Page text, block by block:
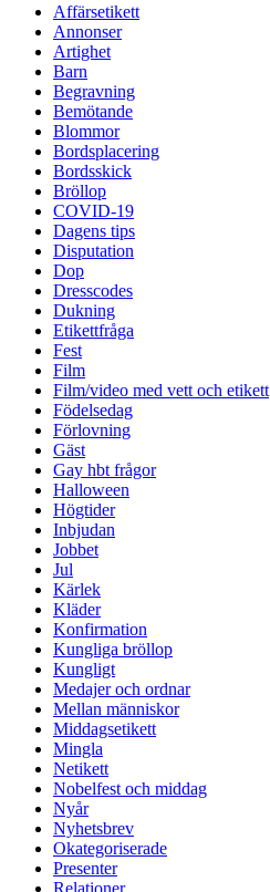
Affärsetikett
Annonser
Artighet
Barn
Begravning
Bemötande
Blommor
Bordsplacering
Bordsskick
Bröllop
COVID-19
Dagens tips
Disputation
Dop
Dresscodes
Dukning
Etikettfråga
Fest
Film
Film/video med vett och etikett
Födelsedag
Förlovning
Gäst
Gay hbt frågor
Halloween
Högtider
Inbjudan
Jobbet
Jul
Kärlek
Kläder
Konfirmation
Kungliga bröllop
Kungligt
Medajer och ordnar
Mellan människor
Middagsetikett
Mingla
Netikett
Nobelfest och middag
Nyår
Nyhetsbrev
Okategoriserade
Presenter
Relationer